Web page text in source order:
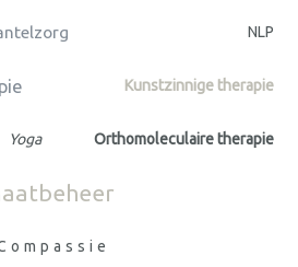
NLP
Kunstzinnige therapie
Yoga Orthomoleculaire therapie